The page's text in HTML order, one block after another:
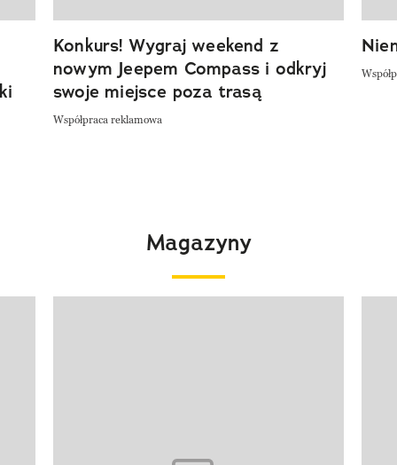
Konkurs! Wygraj weekend z
nowym Jeepem Compass i odkryj
swoje miejsce poza trasą
Współpraca reklamowa
Magazyny